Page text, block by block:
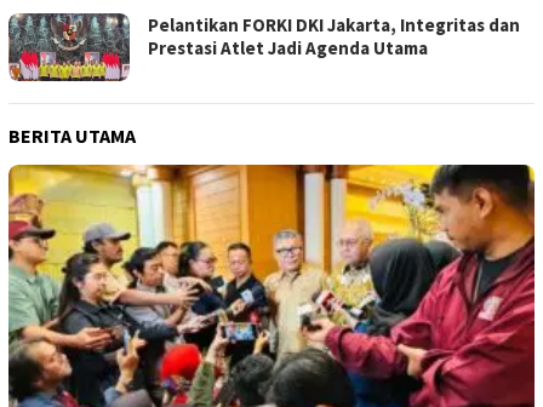
Pelantikan FORKI DKI Jakarta, Integritas dan
Prestasi Atlet Jadi Agenda Utama
BERITA UTAMA